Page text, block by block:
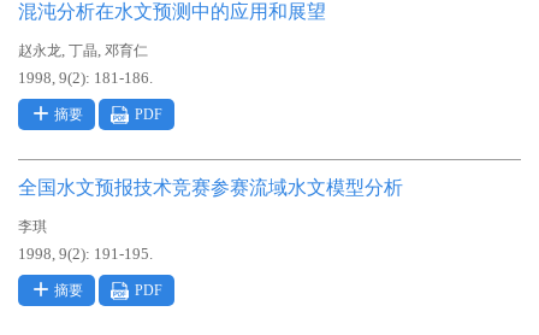
混沌分析在水文预测中的应用和展望
赵永龙, 丁晶, 邓育仁
1998, 9(2): 181-186.
摘要 PDF
全国水文预报技术竞赛参赛流域水文模型分析
李琪
1998, 9(2): 191-195.
摘要 PDF